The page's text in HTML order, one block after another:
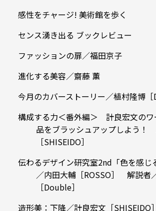
感性をチャージ! 美術館を歩く
センス湧き出る ブックレビュー
ファッションの扉／福田京子
進化する美容／齋藤 薫
今月のカバーストーリー／植村隆博［
構成する力＜番外編＞ 計良宏文のワ
品をブラッシュアップしよう！
［SHISEIDO］
伝わるデザイン研究室2nd「色を感じ
／内田大輔［ROSSO］ 解説者
［Double］
造形美：下降／計良宏文［SHISEIDO］